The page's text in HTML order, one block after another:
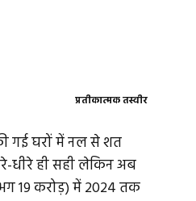
प्रतीकात्मक तस्वीर
गई घरों में नल से शत
धीरे ही सही लेकिन अब
19 करोड़) में 2024 तक